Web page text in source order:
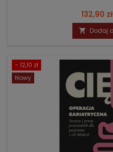
Cena
132,90 zł
 Dodaj
- 12,10 zł
Nowy